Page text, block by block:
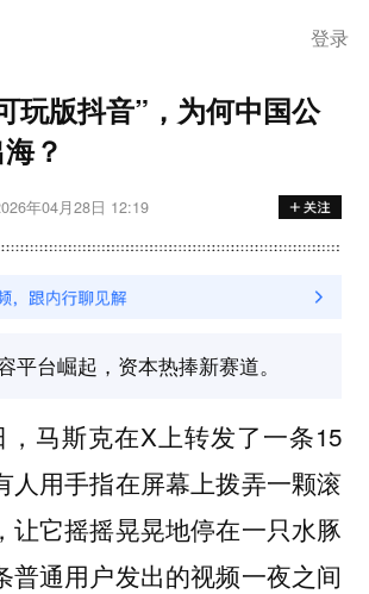
登录
玩版抖音”，为何中国公
？
年04月28日 12:19
平台崛起，资本热捧新赛道。
，马斯克在X上转发了一条15
人用手指在屏幕上拨弄一颗滚
让它摇摇晃晃地停在一只水豚
普通用户发出的视频一夜之间